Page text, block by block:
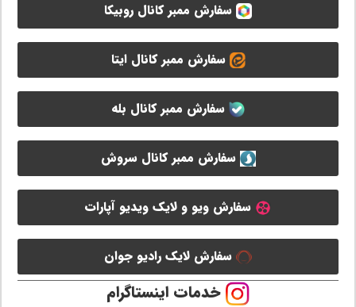
سفارش ممبر کانال روبیکا
سفارش ممبر کانال ایتا
سفارش ممبر کانال بله
سفارش ممبر کانال سروش
سفارش ویو و لایک ویدیو آپارات
سفارش لایک رادیو جوان
خدمات اینستاگرام